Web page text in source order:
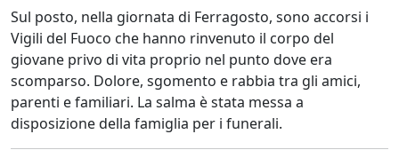
Sul posto, nella giornata di Ferragosto, sono accorsi i
Vigili del Fuoco che hanno rinvenuto il corpo del
giovane privo di vita proprio nel punto dove era
scomparso. Dolore, sgomento e rabbia tra gli amici,
parenti e familiari. La salma è stata messa a
disposizione della famiglia per i funerali.